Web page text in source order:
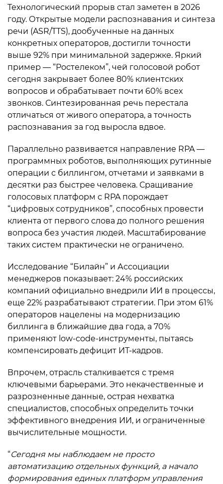
Технологический прорыв стал заметен в 2026
году. Открытые модели распознавания и синтеза
речи (ASR/TTS), дообученные на данных
конкретных операторов, достигли точности
выше 92% при минимальной задержке. Яркий
пример — “Ростелеком”, чей голосовой робот
сегодня закрывает более 80% клиентских
вопросов и обрабатывает почти 60% всех
звонков. Синтезированная речь перестала
отличаться от живого оператора, а точность
распознавания за год выросла вдвое.
Параллельно развивается направление RPA —
программных роботов, выполняющих рутинные
операции с биллингом, отчетами и заявками в
десятки раз быстрее человека. Сращивание
голосовых платформ с RPA порождает
“цифровых сотрудников”, способных провести
клиента от первого слова до полного решения
вопроса без участия людей. Масштабирование
таких систем практически не ограничено.
Исследование “Билайн” и Ассоциации
менеджеров показывает: 24% российских
компаний официально внедрили ИИ в процессы,
еще 22% разрабатывают стратегии. При этом 61%
операторов нацелены на модернизацию
биллинга в ближайшие два года, а 70%
применяют low-code-инструменты, пытаясь
компенсировать дефицит ИТ-кадров.
Впрочем, отрасль сталкивается с тремя
ключевыми барьерами. Это некачественные и
разрозненные данные, острая нехватка
специалистов, способных определить точки
эффективного внедрения ИИ, и ограниченные
вычислительные мощности.
“Сегодня мы наблюдаем не просто
автоматизацию отдельных функций, а начало
формирования единых платформ управления